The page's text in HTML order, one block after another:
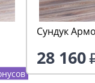
Сундук
28 160